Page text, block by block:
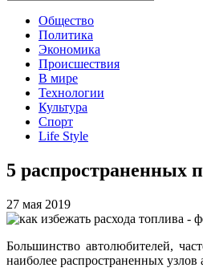
Общество
Политика
Экономика
Происшествия
В мире
Технологии
Культура
Спорт
Life Style
5 распространенных
27 мая 2019
Большинство автолюбителей,
наиболее распространенных